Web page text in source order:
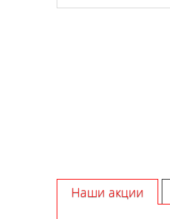
Наши акции